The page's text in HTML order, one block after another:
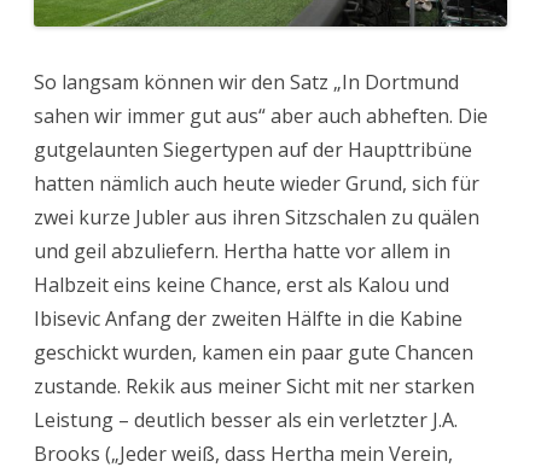
So langsam können wir den Satz „In Dortmund
sahen wir immer gut aus“ aber auch abheften. Die
gutgelaunten Siegertypen auf der Haupttribüne
hatten nämlich auch heute wieder Grund, sich für
zwei kurze Jubler aus ihren Sitzschalen zu quälen
und geil abzuliefern. Hertha hatte vor allem in
Halbzeit eins keine Chance, erst als Kalou und
Ibisevic Anfang der zweiten Hälfte in die Kabine
geschickt wurden, kamen ein paar gute Chancen
zustande. Rekik aus meiner Sicht mit ner starken
Leistung – deutlich besser als ein verletzter J.A.
Brooks („Jeder weiß, dass Hertha mein Verein,